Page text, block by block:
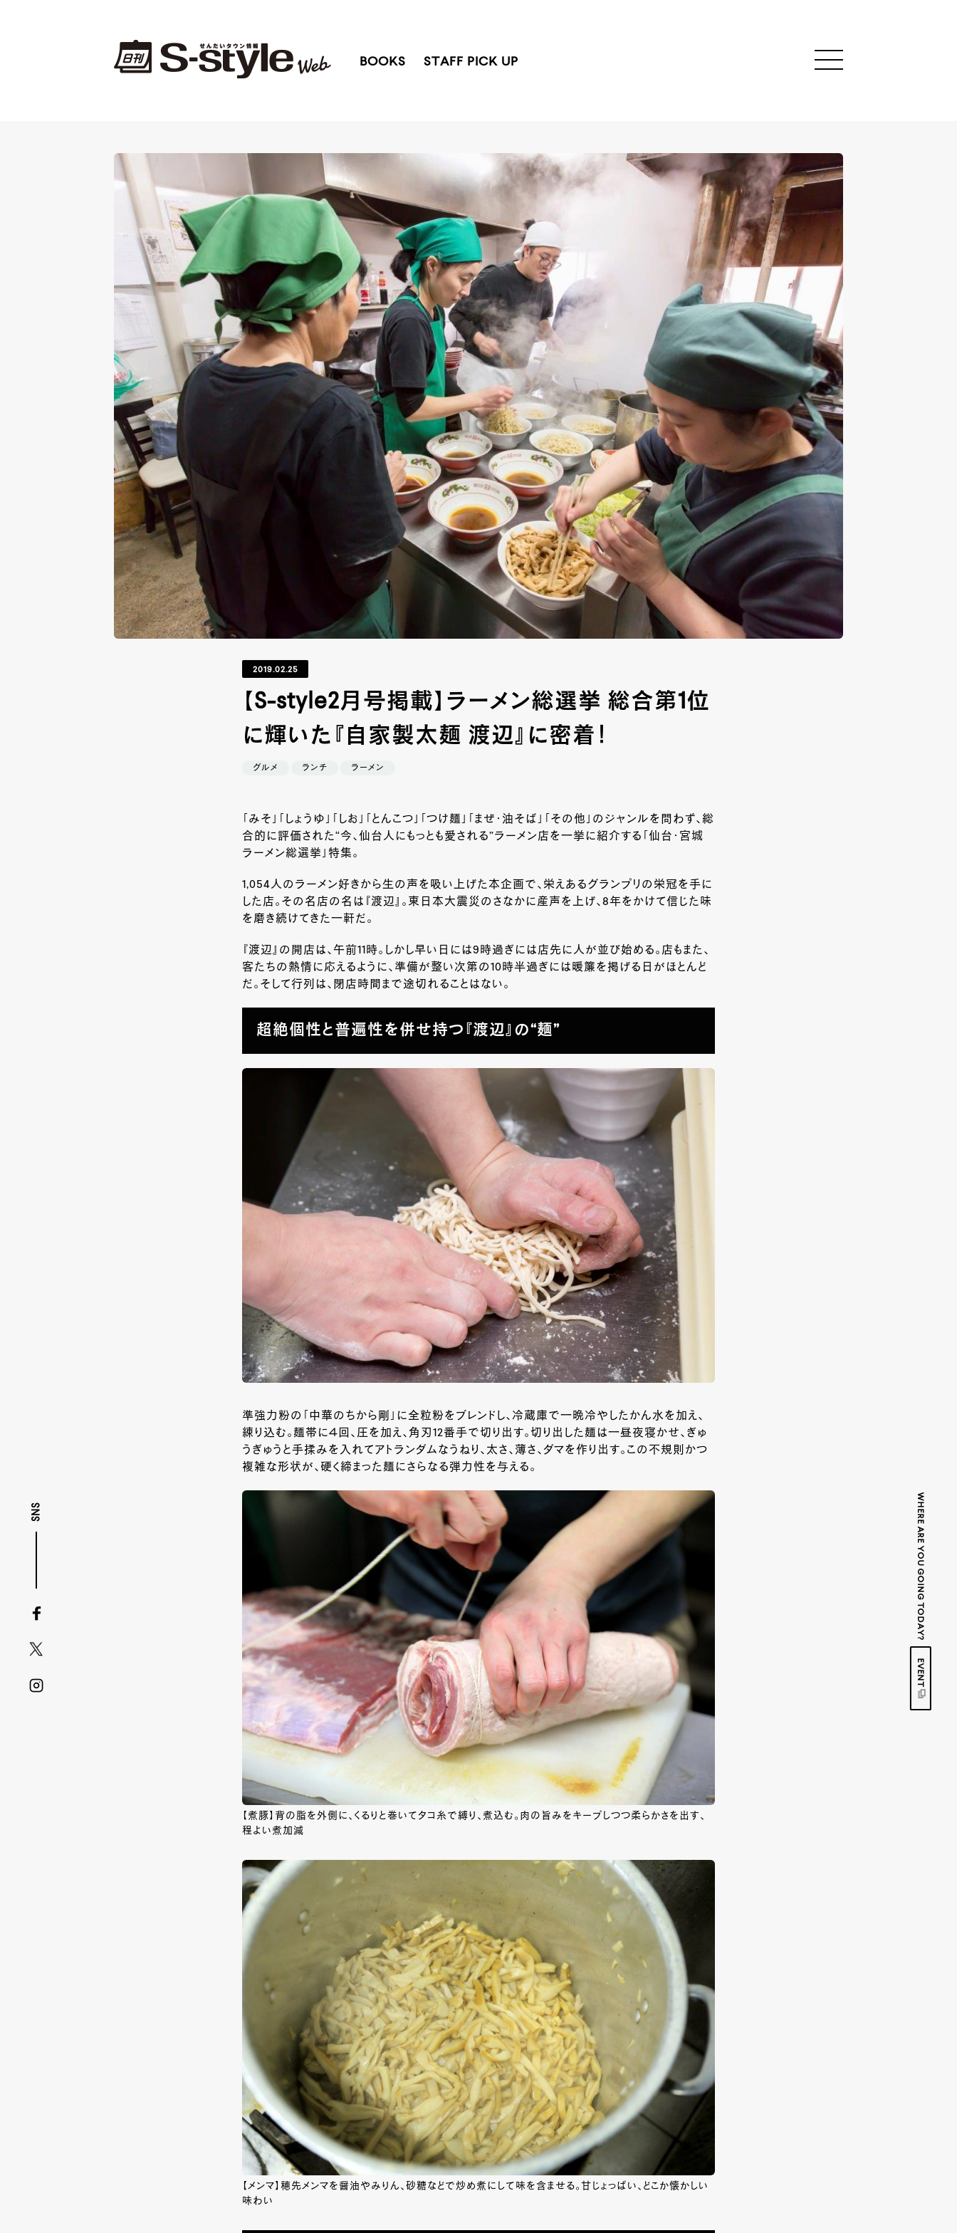
BOOKS STAFF PICK UP
SNS WHERE ARE YOU GOING TODAY?
EVENT
2019.02.25
【S-style2月号掲載】ラーメン総選挙 総合第1位
に輝いた『自家製太麺 渡辺』に密着！
グルメ ランチ ラーメン
「みそ」「しょうゆ」「しお」「とんこつ」「つけ麺」「まぜ・油そば」「その他」のジャンルを問わず、総
合的に評価された“今、仙台人にもっとも愛される”ラーメン店を一挙に紹介する「仙台・宮城
ラーメン総選挙」特集。
1,054人のラーメン好きから生の声を吸い上げた本企画で、栄えあるグランプリの栄冠を手に
した店。その名店の名は『渡辺』。東日本大震災のさなかに産声を上げ、8年をかけて信じた味
を磨き続けてきた一軒だ。
『渡辺』の開店は、午前11時。しかし早い日には9時過ぎには店先に人が並び始める。店もまた、
客たちの熱情に応えるように、準備が整い次第の10時半過ぎには暖簾を掲げる日がほとんど
だ。そして行列は、閉店時間まで途切れることはない。
超絶個性と普遍性を併せ持つ『渡辺』の“麺”
準強力粉の「中華のちから剛」に全粒粉をブレンドし、冷蔵庫で一晩冷やしたかん水を加え、
練り込む。麺帯に４回、圧を加え、角刃12番手で切り出す。切り出した麺は一昼夜寝かせ、ぎゅ
うぎゅうと手揉みを入れてアトランダムなうねり、太さ、薄さ、ダマを作り出す。この不規則かつ
複雑な形状が、硬く締まった麺にさらなる弾力性を与える。
【煮豚】背の脂を外側に、くるりと巻いてタコ糸で縛り、煮込む。肉の旨みをキープしつつ柔らかさを出す、
程よい煮加減
【メンマ】穂先メンマを醤油やみりん、砂糖などで炒め煮にして味を含ませる。甘じょっぱい、どこか懐かしい
味わい